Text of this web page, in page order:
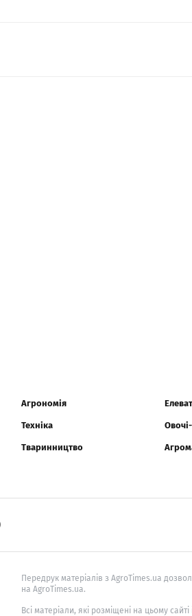
Агрономія
Техніка
Тваринництво
Передрук матеріалів з AgroTimes.ua
на AgroTimes.ua.
Всі матеріали, які розміщені на цьому